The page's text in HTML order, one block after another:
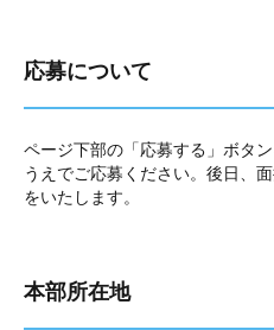
応募について
ページ下部の「応募する」ボタ
うえでご応募ください。後日、
をいたします。
本部所在地